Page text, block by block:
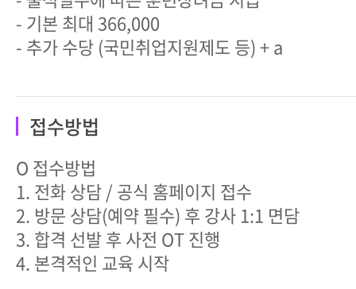
- 기본 최대 366,000
- 추가 수당 (국민취업지원제도 등) + a
접수방법
O 접수방법
1. 전화 상담 / 공식 홈페이지 접수
2. 방문 상담(예약 필수) 후 강사 1:1 면담
3. 합격 선발 후 사전 OT 진행
4. 본격적인 교육 시작